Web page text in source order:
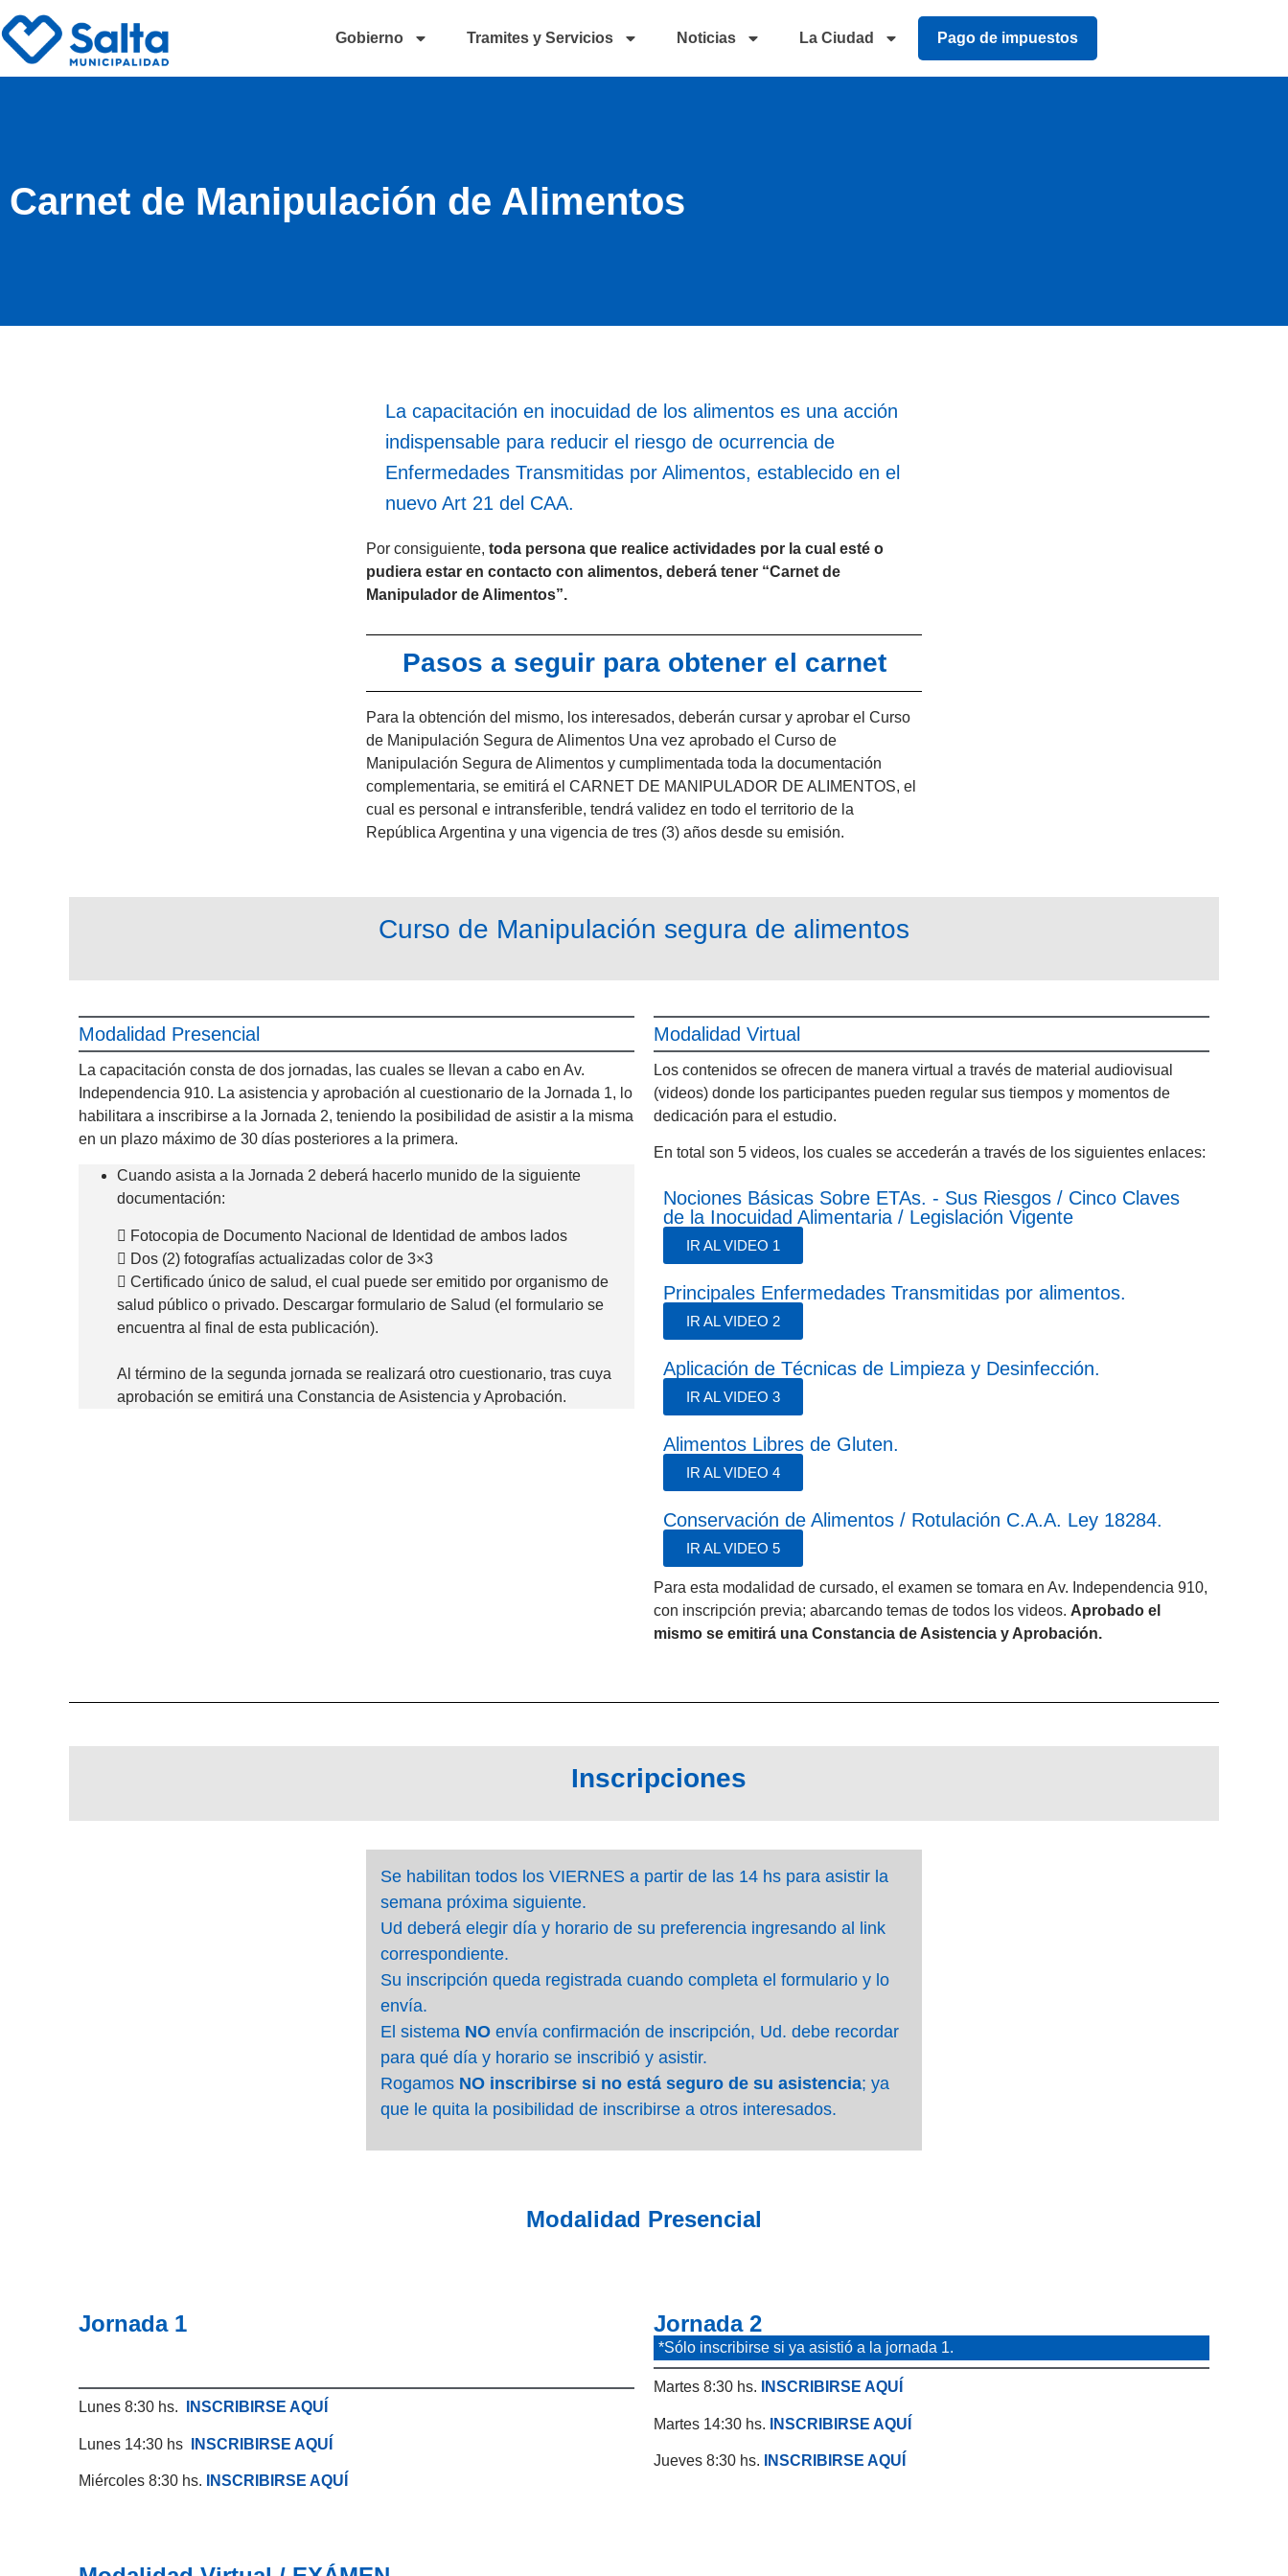
Gobierno Tramites y Servicios Noticias La Ciudad Pago de impuestos
Carnet de Manipulación de Alimentos
La capacitación en inocuidad de los alimentos es una acción
indispensable para reducir el riesgo de ocurrencia de
Enfermedades Transmitidas por Alimentos, establecido en el
nuevo Art 21 del CAA.
Por consiguiente, toda persona que realice actividades por la cual esté o
pudiera estar en contacto con alimentos, deberá tener “Carnet de
Manipulador de Alimentos”.
Pasos a seguir para obtener el carnet
Para la obtención del mismo, los interesados, deberán cursar y aprobar el Curso
de Manipulación Segura de Alimentos Una vez aprobado el Curso de
Manipulación Segura de Alimentos y cumplimentada toda la documentación
complementaria, se emitirá el CARNET DE MANIPULADOR DE ALIMENTOS, el
cual es personal e intransferible, tendrá validez en todo el territorio de la
República Argentina y una vigencia de tres (3) años desde su emisión.
Curso de Manipulación segura de alimentos
Modalidad Presencial
La capacitación consta de dos jornadas, las cuales se llevan a cabo en Av.
Independencia 910. La asistencia y aprobación al cuestionario de la Jornada 1, lo
habilitara a inscribirse a la Jornada 2, teniendo la posibilidad de asistir a la misma
en un plazo máximo de 30 días posteriores a la primera.
Cuando asista a la Jornada 2 deberá hacerlo munido de la siguiente
documentación:
 Fotocopia de Documento Nacional de Identidad de ambos lados
 Dos (2) fotografías actualizadas color de 3×3
 Certificado único de salud, el cual puede ser emitido por organismo de
salud público o privado. Descargar formulario de Salud (el formulario se
encuentra al final de esta publicación).
Al término de la segunda jornada se realizará otro cuestionario, tras cuya
aprobación se emitirá una Constancia de Asistencia y Aprobación.
Modalidad Virtual
Los contenidos se ofrecen de manera virtual a través de material audiovisual
(videos) donde los participantes pueden regular sus tiempos y momentos de
dedicación para el estudio.
En total son 5 videos, los cuales se accederán a través de los siguientes enlaces:
Nociones Básicas Sobre ETAs. - Sus Riesgos / Cinco Claves
de la Inocuidad Alimentaria / Legislación Vigente
IR AL VIDEO 1
Principales Enfermedades Transmitidas por alimentos.
IR AL VIDEO 2
Aplicación de Técnicas de Limpieza y Desinfección.
IR AL VIDEO 3
Alimentos Libres de Gluten.
IR AL VIDEO 4
Conservación de Alimentos / Rotulación C.A.A. Ley 18284.
IR AL VIDEO 5
Para esta modalidad de cursado, el examen se tomara en Av. Independencia 910,
con inscripción previa; abarcando temas de todos los videos. Aprobado el
mismo se emitirá una Constancia de Asistencia y Aprobación.
Inscripciones
Se habilitan todos los VIERNES a partir de las 14 hs para asistir la
semana próxima siguiente.
Ud deberá elegir día y horario de su preferencia ingresando al link
correspondiente.
Su inscripción queda registrada cuando completa el formulario y lo
envía.
El sistema NO envía confirmación de inscripción, Ud. debe recordar
para qué día y horario se inscribió y asistir.
Rogamos NO inscribirse si no está seguro de su asistencia; ya
que le quita la posibilidad de inscribirse a otros interesados.
Modalidad Presencial
Jornada 1
Lunes 8:30 hs. INSCRIBIRSE AQUÍ
Lunes 14:30 hs INSCRIBIRSE AQUÍ
Miércoles 8:30 hs. INSCRIBIRSE AQUÍ
Jornada 2
*Sólo inscribirse si ya asistió a la jornada 1.
Martes 8:30 hs. INSCRIBIRSE AQUÍ
Martes 14:30 hs. INSCRIBIRSE AQUÍ
Jueves 8:30 hs. INSCRIBIRSE AQUÍ